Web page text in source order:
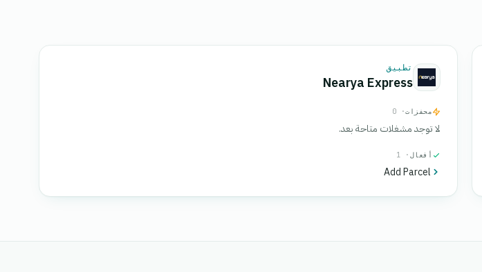
تطبيق
Nearya Express
محفزات· 0
لا توجد مشغلات متاحة بعد.
أفعال · 1
Add Parcel